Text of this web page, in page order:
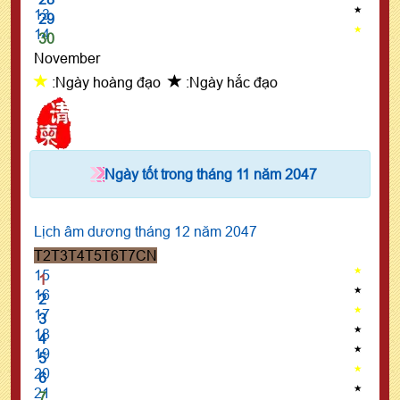
29
13
30
14
November
:Ngày hoàng đạo
:Ngày hắc đạo
Ngày tốt trong tháng 11 năm 2047
Lịch âm dương tháng 12 năm 2047
T2T3T4T5T6T7CN
1
15
2
16
3
17
4
18
5
19
6
20
21